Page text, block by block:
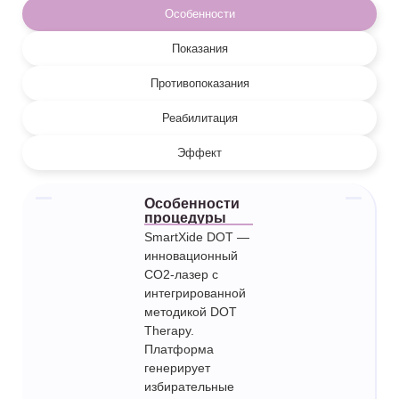
Особенности
Показания
Противопоказания
Реабилитация
Эффект
Особенности
процедуры
SmartXide DOT —
инновационный
CO2-лазер с
интегрированной
методикой DOT
Therapy.
Платформа
генерирует
избирательные